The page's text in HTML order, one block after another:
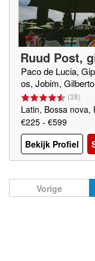
Ruud Post,
Paco de Lucia,
os, Jobim,
(38)
Latin, Bossa nova,
€225 - €599
Bekijk Profiel
Vorige